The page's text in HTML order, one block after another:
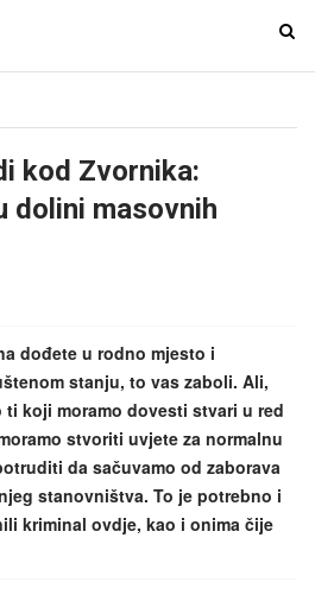
T
i
kod Zvornika:
dolini masovnih
dođete u rodno mjesto i
stanju, to vas zaboli. Ali,
ti koji moramo dovesti stvari u red
stvoriti uvjete za normalnu
da sačuvamo od zaborava
stanovništva. To je potrebno i
kriminal ovdje, kao i onima čije